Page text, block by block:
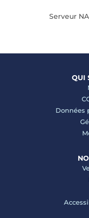
Serveur
QUI
Données